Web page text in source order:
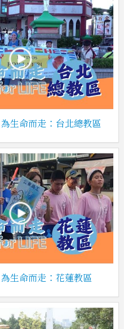
生命而走：台北總教區
生命而走：花蓮教區